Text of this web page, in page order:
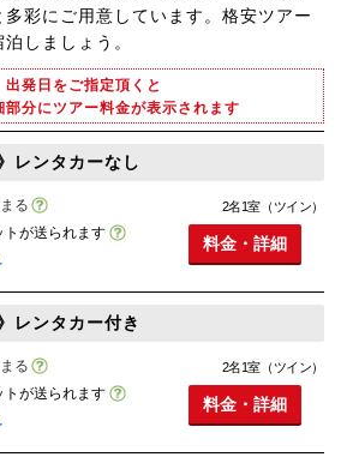
彩にご用意しています。格安ツアー
しましょう。
出発日をご指定頂くと
部分にツアー料金が表示されます
レンタカーなし
る
が送られます
2名1室（ツイン）
料金・詳細
レンタカー付き
る
が送られます
2名1室（ツイン）
料金・詳細